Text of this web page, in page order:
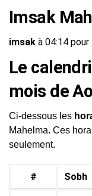
Imsak
imsak à 04:14
Le
mois de
Ci-dessous les
Mahelma. Ces
seulement.
# Sobh